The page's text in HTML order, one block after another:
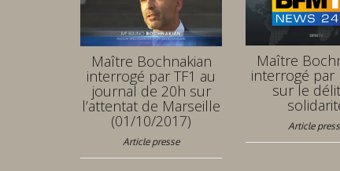
Maître Bochnakian
interrogé par TF1 au
journal de 20h sur
l’attentat de Marseille
(01/10/2017)
Article presse
Maître
interrogé par
sur le
Article